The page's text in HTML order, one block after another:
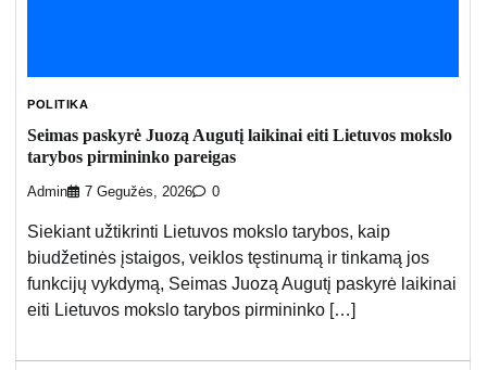
POLITIKA
Seimas paskyrė Juozą Augutį laikinai eiti Lietuvos mokslo
tarybos pirmininko pareigas
Admin 7 Gegužės, 2026 0
Siekiant užtikrinti Lietuvos mokslo tarybos, kaip
biudžetinės įstaigos, veiklos tęstinumą ir tinkamą jos
funkcijų vykdymą, Seimas Juozą Augutį paskyrė laikinai
eiti Lietuvos mokslo tarybos pirmininko […]